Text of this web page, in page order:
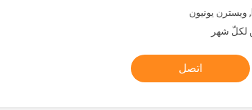
اتصل